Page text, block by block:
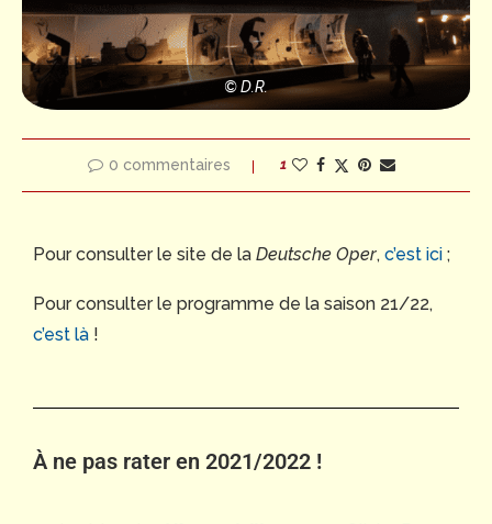
© D.R.
0 commentaires 1
Pour consulter le site de la Deutsche Oper, c’est ici ;
Pour consulter le programme de la saison 21/22,
c’est là !
À ne pas rater en 2021/2022 !